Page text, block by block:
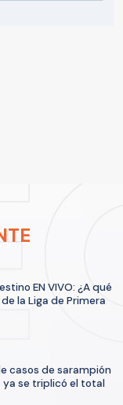
EN VIVO: ¿A qué
la Liga de Primera
casos de sarampión
ya se triplicó el total